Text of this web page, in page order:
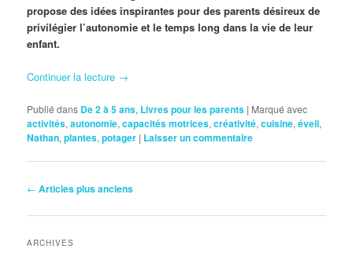
propose des idées inspirantes pour des parents désireux de
privilégier l’autonomie et le temps long dans la vie de leur
enfant.
Continuer la lecture →
Publié dans De 2 à 5 ans, Livres pour les parents | Marqué avec
activités,autonomie,capacités motrices,créativité,cuisine,éveil,
Nathan,plantes,potager | Laisser un commentaire
Navigation
articles
← Articles plus anciens
ARCHIVES